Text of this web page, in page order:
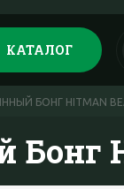
КАТАЛОГ
БОНГ HITMAN
Бонг